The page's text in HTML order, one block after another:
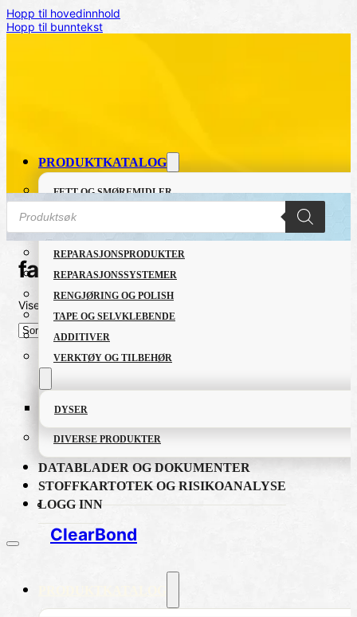
Hopp til hovedinnhold
Hopp til bunntekst
PRODUKTKATALOG
FETT OG SMØREMIDLER
GRUNNING OG LAKK
LIM OG TETTEMASSER
REPARASJONSPRODUKTER
REPARASJONSSYSTEMER
RENGJØRING OG POLISH
TAPE OG SELVKLEBENDE
ADDITIVER
VERKTØY OG TILBEHØR
DYSER
DIVERSE PRODUKTER
DATABLADER OG DOKUMENTER
STOFFKARTOTEK OG RISIKOANALYSE
LOGG INN
Products
search
fastglue
Viser alle 2 resultaterSortert
etter
ClearBond